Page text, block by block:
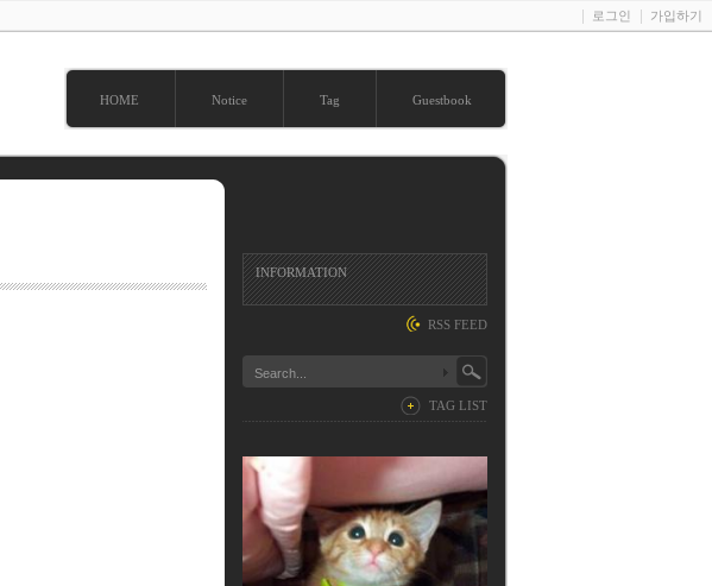
HOME Notice Tag Guestbook
INFORMATION
RSS FEED
TAG LIST
로그인 가입하기